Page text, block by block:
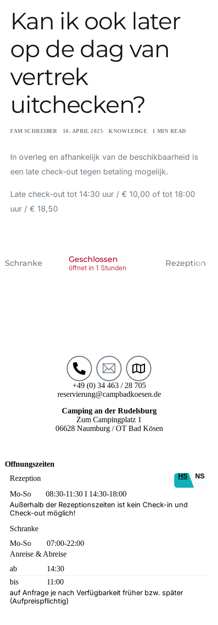
Kan ik ook later
op de dag van
vertrek
uitchecken?
FAM SCHREIBER 10. APRIL 2025 KNOWLEDGE 1 MIN READ
In overleg en afhankelijk van de beschikbaarheid is
een late check-out tegen betaling mogelijk.
Late check-out tot 14:30 uur / € 10,00 of tot 18:00
uur / € 18,50
Schranke Geschlossen
öffnet in 1 Stunden Rezeption
+49 (0) 34 463 / 28 705
reservierung@campbadkoesen.de
Camping an der Rudelsburg
Zum Campingplatz 1
06628 Naumburg / OT Bad Kösen
Offnungszeiten
Rezeption
HS NS
Mo-So
08:30-11:30 I 14:30-18:00
Außerhalb der Rezeptionszeiten ist kein Check-in und
Check-out möglich!
Schranke
Mo-So
07:00-22:00
Anreise & Abreise
ab
14:30
bis
11:00
auf Anfrage je nach Verfügbarkeit früher bzw. später
(Aufpreispflichtig)